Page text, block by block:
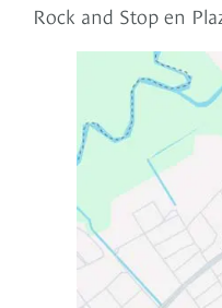
Rock and Stop en